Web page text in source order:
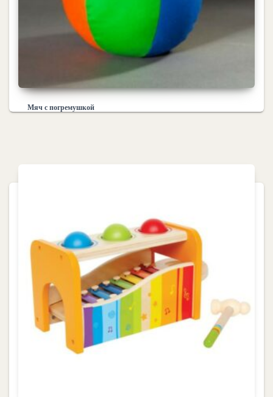
Мяч с погремушкой